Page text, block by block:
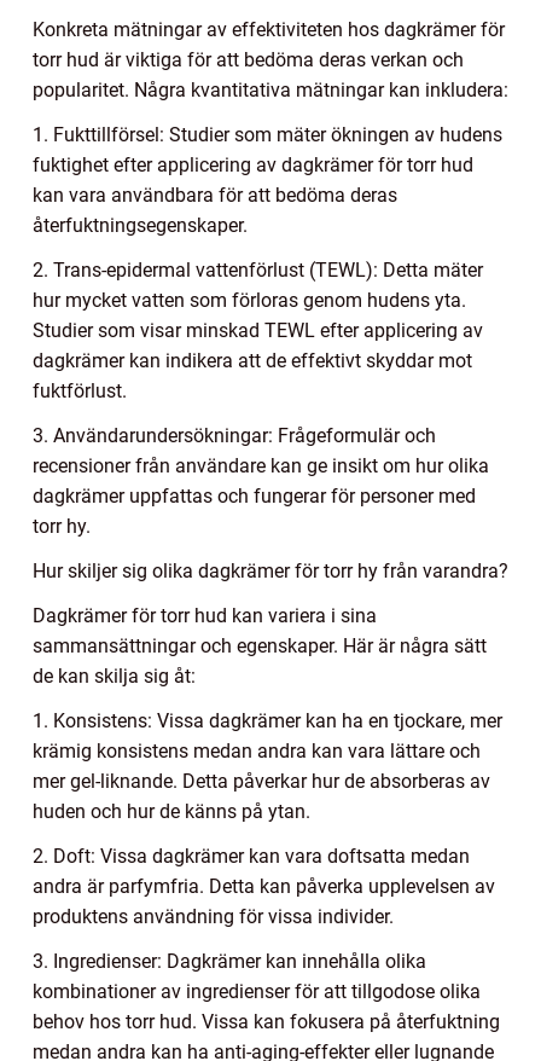
Konkreta mätningar av effektiviteten hos dagkrämer för
torr hud är viktiga för att bedöma deras verkan och
popularitet. Några kvantitativa mätningar kan inkludera:
1. Fukttillförsel: Studier som mäter ökningen av hudens
fuktighet efter applicering av dagkrämer för torr hud
kan vara användbara för att bedöma deras
återfuktningsegenskaper.
2. Trans-epidermal vattenförlust (TEWL): Detta mäter
hur mycket vatten som förloras genom hudens yta.
Studier som visar minskad TEWL efter applicering av
dagkrämer kan indikera att de effektivt skyddar mot
fuktförlust.
3. Användarundersökningar: Frågeformulär och
recensioner från användare kan ge insikt om hur olika
dagkrämer uppfattas och fungerar för personer med
torr hy.
Hur skiljer sig olika dagkrämer för torr hy från varandra?
Dagkrämer för torr hud kan variera i sina
sammansättningar och egenskaper. Här är några sätt
de kan skilja sig åt:
1. Konsistens: Vissa dagkrämer kan ha en tjockare, mer
krämig konsistens medan andra kan vara lättare och
mer gel-liknande. Detta påverkar hur de absorberas av
huden och hur de känns på ytan.
2. Doft: Vissa dagkrämer kan vara doftsatta medan
andra är parfymfria. Detta kan påverka upplevelsen av
produktens användning för vissa individer.
3. Ingredienser: Dagkrämer kan innehålla olika
kombinationer av ingredienser för att tillgodose olika
behov hos torr hud. Vissa kan fokusera på återfuktning
medan andra kan ha anti-aging-effekter eller lugnande